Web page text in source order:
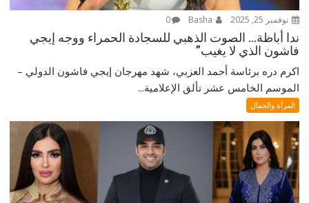
نوفمبر 25, 2025 0
ندا أباظة… الصوت الذهبي للسجادة الحمراء ووجه إيجي
فاشون الذي لا يغيب”
اكرم دره برئاسة أحمد العزبي، شهد مهرجان إيجي فاشون الدولي –
الموسم الخامس عشر تألق الإعلامية...
المرأة والجمال